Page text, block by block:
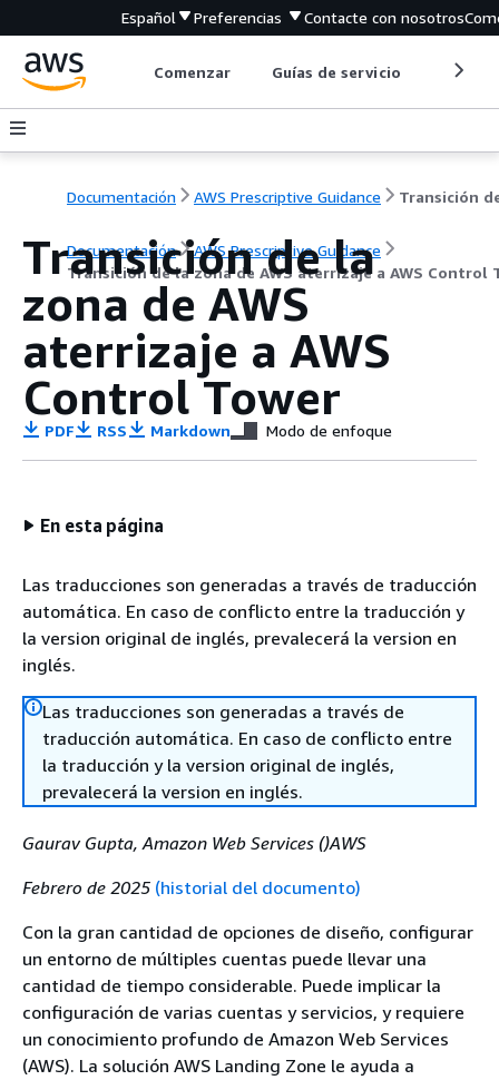
Español Preferencias Contacte con nosotros
Comenzar Guías de servicio
Documentación AWS Prescriptive Guidance
Documentación
AWS Prescriptive Guidance
Transición de la zona de AWS aterrizaje a AWS Control
Transición de la
zona de AWS
aterrizaje a AWS
Control Tower
PDF RSS Markdown Modo de enfoque
En esta página
Las traducciones son generadas a través de traducción
automática. En caso de conflicto entre la traducción y
la version original de inglés, prevalecerá la version en
inglés.
Las traducciones son generadas a través de
traducción automática. En caso de conflicto entre
la traducción y la version original de inglés,
prevalecerá la version en inglés.
Gaurav Gupta, Amazon Web Services ()AWS
Febrero de 2025 (historial del documento)
Con la gran cantidad de opciones de diseño, configurar
un entorno de múltiples cuentas puede llevar una
cantidad de tiempo considerable. Puede implicar la
configuración de varias cuentas y servicios, y requiere
un conocimiento profundo de Amazon Web Services
(AWS). La solución AWS Landing Zone le ayuda a